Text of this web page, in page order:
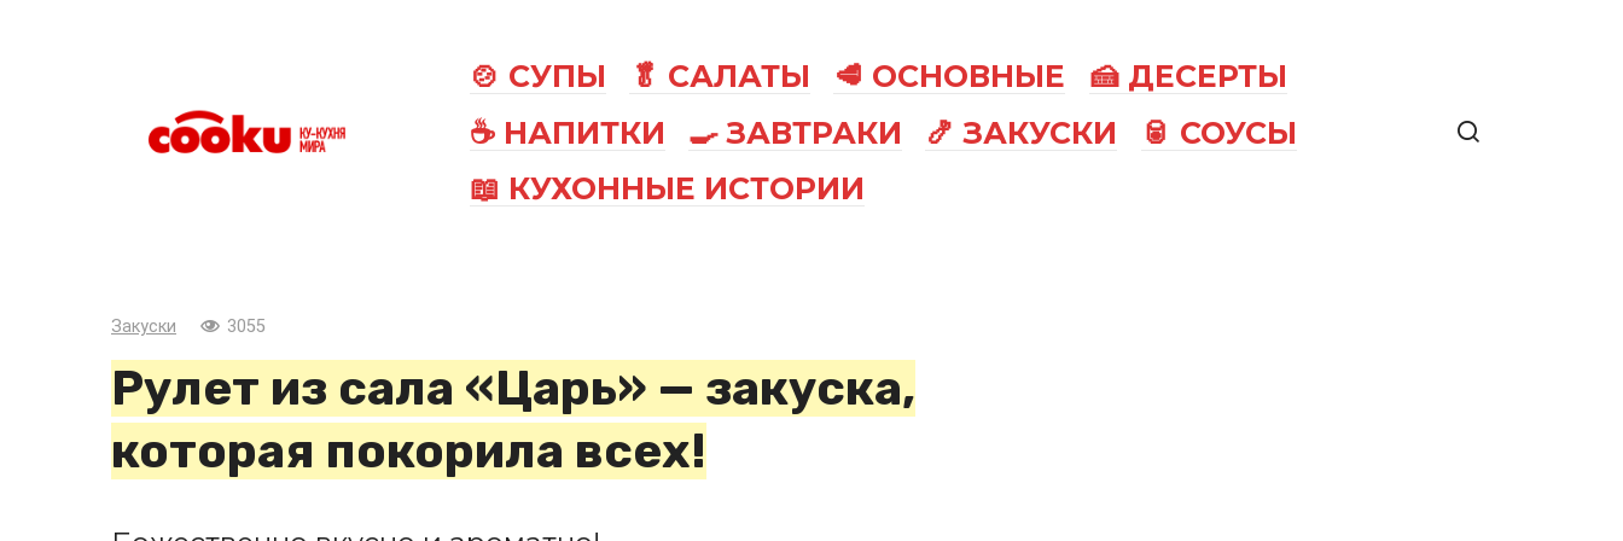
🍲 СУПЫ 🥬 САЛАТЫ 🥩 ОСНОВНЫЕ
🍰 ДЕСЕРТЫ
☕ НАПИТКИ
🍳 ЗАВТРАКИ 🍤 ЗАКУСКИ
🥫 СОУСЫ
📖 КУХОННЫЕ ИСТОРИИ
Закуски 3055
Рулет из сала «Царь» — закуска,
которая покорила всех!